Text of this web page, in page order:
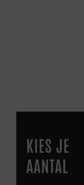
KIES JE
AANTAL